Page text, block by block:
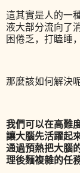
這其實是人的一
液大部分流向了
困倦乏，打瞌睡
那麼該如何解決
我們可以在高難
讓大腦先活躍起
通過預熱把大腦
理後麵複雜的任務